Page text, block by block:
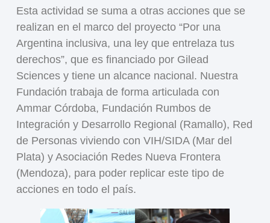
Esta actividad se suma a otras acciones que se
realizan en el marco del proyecto “Por una
Argentina inclusiva, una ley que entrelaza tus
derechos”, que es financiado por Gilead
Sciences y tiene un alcance nacional. Nuestra
Fundación trabaja de forma articulada con
Ammar Córdoba, Fundación Rumbos de
Integración y Desarrollo Regional (Ramallo), Red
de Personas viviendo con VIH/SIDA (Mar del
Plata) y Asociación Redes Nueva Frontera
(Mendoza), para poder replicar este tipo de
acciones en todo el país.